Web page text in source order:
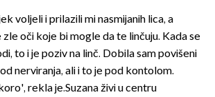
voljeli i prilazili mi nasmijanih lica, a
oči koje bi mogle da te linčuju. Kada se
to i je poziv na linč. Dobila sam povišeni
nerviranja, ali i to je pod kontolom.
rekla je.Suzana živi u centru